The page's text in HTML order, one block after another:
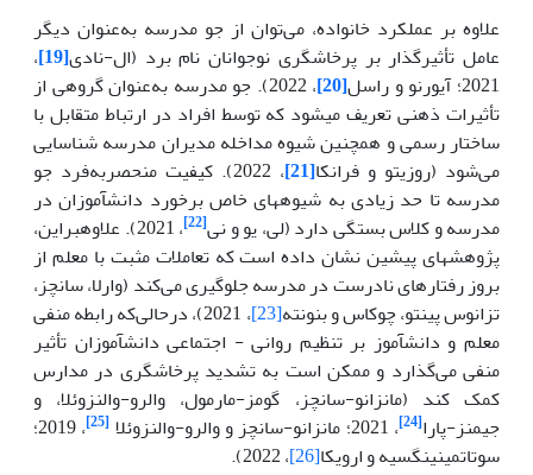
علاوه بر عملکرد خانواده، می‌توان از جو مدرسه به‌عنوان دیگر
عامل تأثیرگذار بر پرخاشگری نوجوانان نام برد (ال-نادی[19]
،
2021؛ آیورنو و راسل
[20]
، 2022). جو مدرسه به‌عنوان گروهی از
تأثیرات ذهنی تعریف می­شود که توسط افراد در ارتباط متقابل با
ساختار رسمی و همچنین شیوه مداخله مدیران مدرسه شناسایی
می‌شود (روزیتو و فرانکا[21]
، 2022). کیفیت منحصربه‌فرد جو
مدرسه تا حد زیادی به شیوه­های خاص برخورد دانش­آموزان در
مدرسه و کلاس بستگی دارد(لی، یو و نی[22]
، 2021). علاوه­بر­این،
پژوهش­های پیشین نشان داده است که تعاملات مثبت با معلم از
بروز رفتارهای نادرست در مدرسه جلوگیری می‌کند (وارلا، سانچز،
تزانوس پینتو، چوکاس و بنونته[23]
، 2021)، درحالی‌که رابطه منفی
معلم و دانش­آموز بر تنظیم روانی - اجتماعی دانش­آموزان تأثیر
منفی می‌گذارد و ممکن است به تشدید پرخاشگری در مدارس
کمک کند (مانزانو-سانچز، گومز-مارمول، والرو-والنزوئلا، و
جیمنز-پارا[24] ، 2021؛ مانزانو-سانچز و والرو-والنزوئلا [25]
، 2019؛
سوتاتمینینگسیه و ارویکا[26]
، 2022).